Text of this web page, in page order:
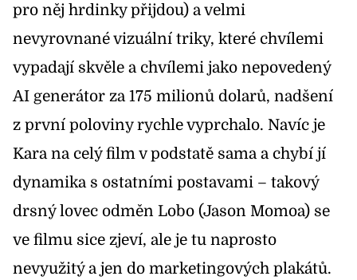
pro něj hrdinky přijdou) a velmi
nevyrovnané vizuální triky, které chvílemi
vypadají skvěle a chvílemi jako nepovedený
AI generátor za 175 milionů dolarů, nadšení
z první poloviny rychle vyprchalo. Navíc je
Kara na celý film v podstatě sama a chybí jí
dynamika s ostatními postavami – takový
drsný lovec odměn Lobo (Jason Momoa) se
ve filmu sice zjeví, ale je tu naprosto
nevyužitý a jen do marketingových plakátů.